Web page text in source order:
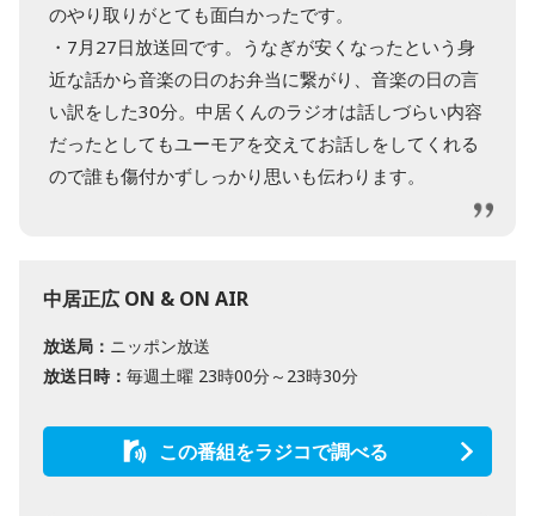
のやり取りがとても面白かったです。
・7月27日放送回です。うなぎが安くなったという身
近な話から音楽の日のお弁当に繋がり、音楽の日の言
い訳をした30分。中居くんのラジオは話しづらい内容
だったとしてもユーモアを交えてお話しをしてくれる
ので誰も傷付かずしっかり思いも伝わります。
中居正広 ON & ON AIR
放送局： ニッポン放送
放送日時： 毎週土曜 23時00分～23時30分
この番組をラジコで調べる